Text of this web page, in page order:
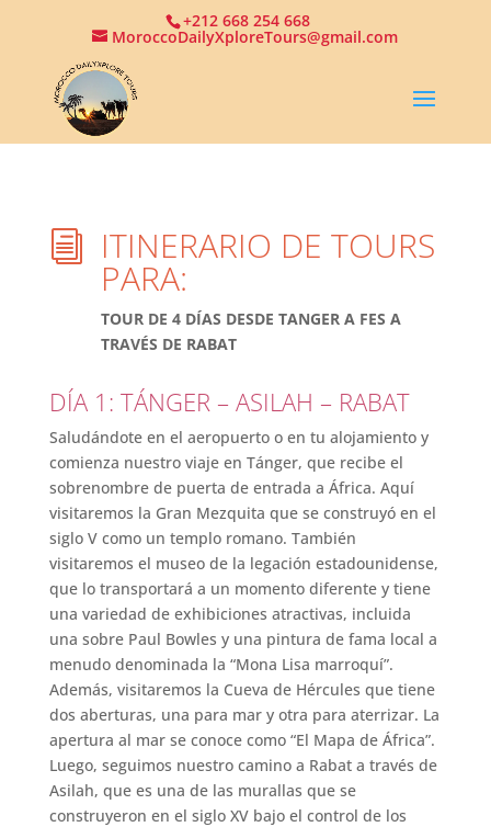
+212 668 254 668
MoroccoDailyXploreTours@gmail.com
i ITINERARIO DE TOURS
PARA:
TOUR DE 4 DÍAS DESDE TANGER A FES A
TRAVÉS DE RABAT
DÍA 1: TÁNGER – ASILAH – RABAT
Saludándote en el aeropuerto o en tu alojamiento y
comienza nuestro viaje en Tánger, que recibe el
sobrenombre de puerta de entrada a África. Aquí
visitaremos la Gran Mezquita que se construyó en el
siglo V como un templo romano. También
visitaremos el museo de la legación estadounidense,
que lo transportará a un momento diferente y tiene
una variedad de exhibiciones atractivas, incluida
una sobre Paul Bowles y una pintura de fama local a
menudo denominada la “Mona Lisa marroquí”.
Además, visitaremos la Cueva de Hércules que tiene
dos aberturas, una para mar y otra para aterrizar. La
apertura al mar se conoce como “El Mapa de África”.
Luego, seguimos nuestro camino a Rabat a través de
Asilah, que es una de las murallas que se
construyeron en el siglo XV bajo el control de los